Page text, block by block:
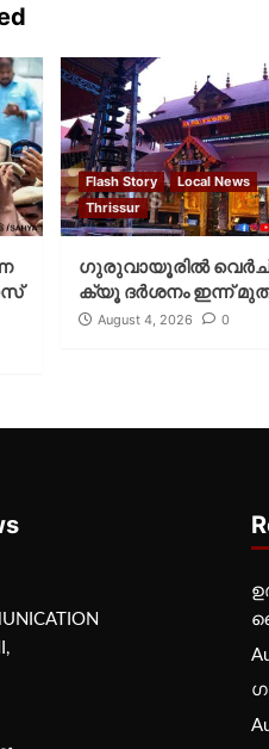
Flash Story
Local News
Thrissur
ഗുരുവായൂരില്‍
ക്യൂ ദര്‍ശനം ഇന്ന്
August 4, 2026 0